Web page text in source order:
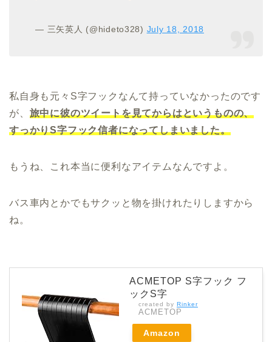
— 三矢英人 (@hideto328) July 18, 2018
私自身も元々S字フックなんて持っていなかったのです
が、 旅中に彼のツイートを見てからはというものの、
すっかりS字フック信者になってしまいました。
もうね、これ本当に便利なアイテムなんですよ。
バス車内とかでもサクッと物を掛けれたりしますから
ね。
ACMETOP S字フック フ
ックS字
created by Rinker
ACMETOP
Amazon